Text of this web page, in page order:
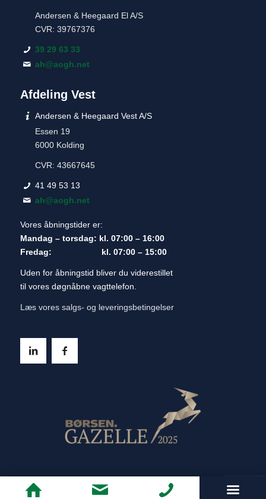
Andersen & Heegaard El A/S
CVR: 39767376
39 29 63 33
ah@aogh.net
Afdeling Vest
Andersen & Heegaard Vest A/S
Essen 19
6000 Kolding
CVR: 43667645
41 49 53 13
ah@aogh.net
Vores åbningstider er:
Mandag – torsdag: kl. 07:00 – 16:00
Fredag: kl. 07:00 – 15:00
Uden for åbningstid bliver du viderestillet
til vores døgnåbne vagttelefon.
Læs vores salgs- og leveringsbetingelser